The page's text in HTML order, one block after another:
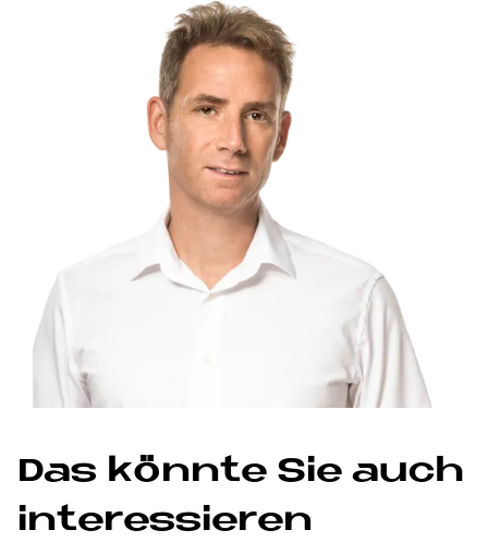
Das könnte Sie auch
interessieren